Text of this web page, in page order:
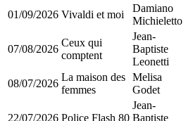
01/09/2026 Vivaldi et moi
Damiano
Michieletto
07/08/2026
Ceux qui
comptent
Jean-
Baptiste
Leonetti
08/07/2026
La maison des
femmes
Melisa
Godet
22/07/2026 Police Flash 80
Jean-
Baptiste